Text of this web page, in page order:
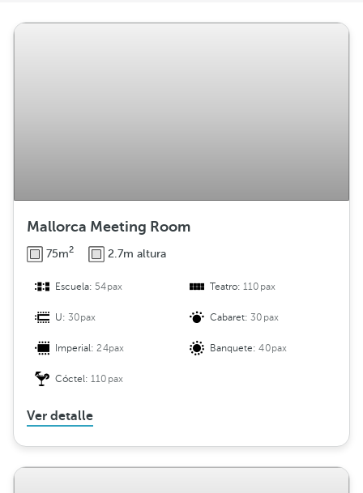
Mallorca Meeting Room
75m2 2.7m altura
Escuela: 54pax Teatro:110pax
U:30pax Cabaret:30pax
Imperial:24pax Banquete:40pax
Cóctel:110pax
Ver detalle